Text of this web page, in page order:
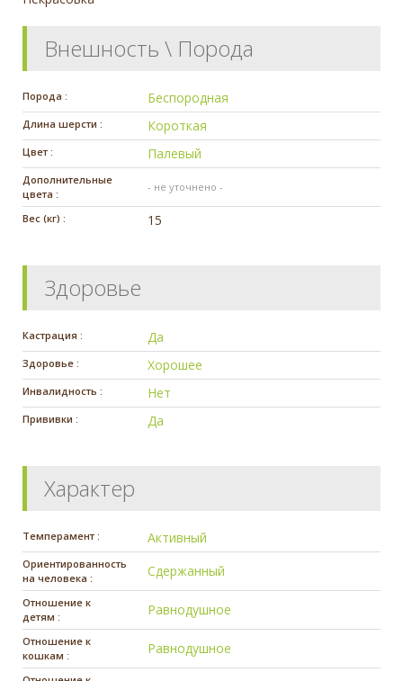
Внешность \ Порода
Порода : Беспородная
Длина шерсти : Короткая
Цвет : Палевый
Дополнительные
цвета :
- не уточнено -
Вес (кг) : 15
Здоровье
Кастрация : Да
Здоровье : Хорошее
Инвалидность : Нет
Прививки : Да
Характер
Темперамент : Активный
Ориентированность
на человека :
Сдержанный
Отношение к
детям :
Равнодушное
Отношение к
кошкам :
Равнодушное